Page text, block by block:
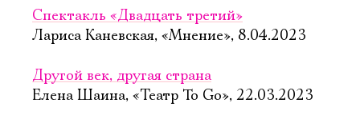
Спектакль «Двадцать третий»
Лариса Каневская, «Мнение», 8.04.2023
Другой век, другая страна
Елена Шаина, «Театр To Go», 22.03.2023